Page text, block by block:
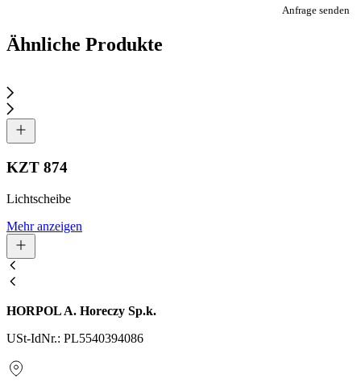
Anfrage senden
Ähnliche Produkte
KZT 874
Lichtscheibe
Mehr anzeigen
HORPOL A. Horeczy Sp.k.
USt-IdNr.: PL5540394086